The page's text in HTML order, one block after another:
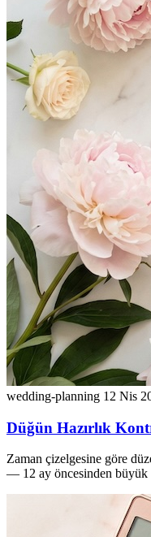
wedding-planning 12 Nis
Düğün Hazırlık
Zaman çizelgesine göre
— 12 ay öncesinden büyük